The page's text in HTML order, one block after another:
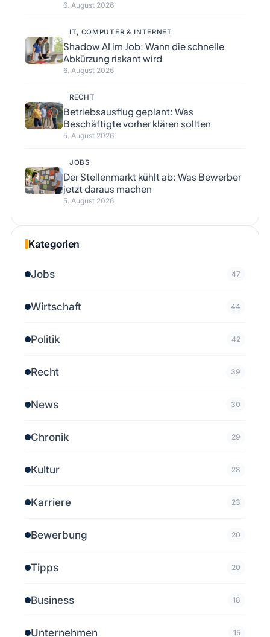
6. August 2026
IT, COMPUTER & INTERNET
Shadow AI im Job: Wann die schnelle
Abkürzung riskant wird
6. August 2026
RECHT
Betriebsausflug geplant: Was
Beschäftigte vorher klären sollten
5. August 2026
JOBS
Der Stellenmarkt kühlt ab: Was Bewerber
jetzt daraus machen
5. August 2026
Kategorien
Jobs 47
Wirtschaft 44
Politik 42
Recht 39
News 30
Chronik 29
Kultur 28
Karriere 23
Bewerbung 20
Tipps 20
Business 18
Unternehmen 15